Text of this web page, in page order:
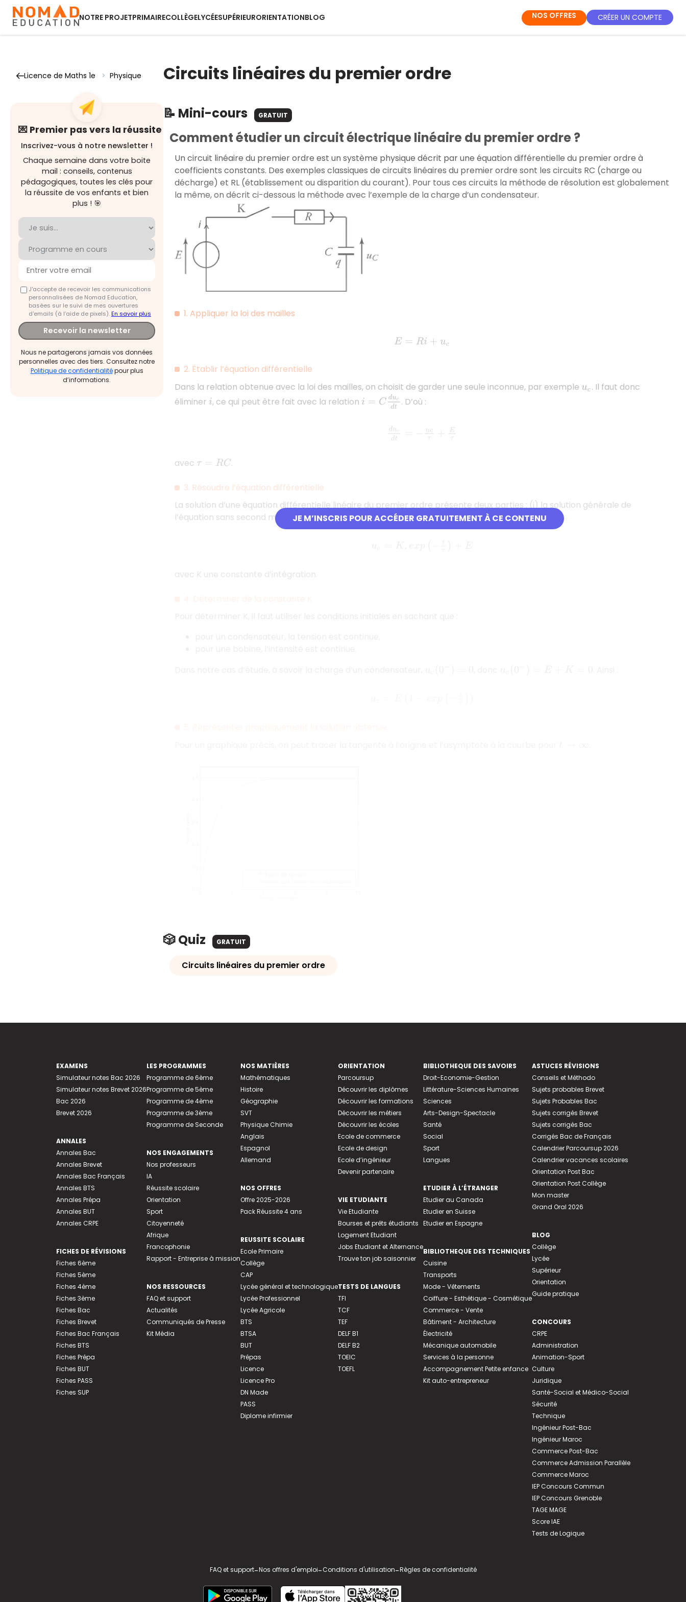
NOTRE PROJETPRIMAIRECOLLÈGELYCÉESUPÉRIEURORIENTATIONBLOG NOS OFFRES CRÉER UN COMPTE
Licence de Maths 1e > Physique
💌 Premier pas vers la réussite
Inscrivez-vous à notre newsletter !
Chaque semaine dans votre boite
mail : conseils, contenus
pédagogiques, toutes les clés pour
la réussite de vos enfants et bien
plus ! 🎯
J'accepte de recevoir les communications
personnalisées de Nomad Education,
basées sur le suivi de mes ouvertures
d'emails (à l’aide de pixels).En savoir plus
Recevoir la newsletter
Nous ne partagerons jamais vos données
personnelles avec des tiers. Consultez notre
Politique de confidentialitépour plus
d’informations.
Circuits linéaires du premier ordre
📝 Mini-cours GRATUIT
JE M’INSCRIS POUR ACCÉDER GRATUITEMENT À CE CONTENU
Comment étudier un circuit électrique linéaire du premier ordre ?
Un circuit linéaire du premier ordre est un système physique décrit par une équation différentielle du premier ordre à
coefficients constants. Des exemples classiques de circuits linéaires du premier ordre sont les circuits RC (charge ou
décharge) et RL (établissement ou disparition du courant). Pour tous ces circuits la méthode de résolution est globalement
la même, on décrit ci-dessous la méthode avec l’exemple de la charge d’un condensateur.
1. Appliquer la loi des mailles
E= Ri+uc
2. Établir l’équation différentielle
Dans la relation obtenue avec la loi des mailles, on choisit de garder une seule inconnue, par exemple uc. Il faut donc
éliminer i, ce qui peut être fait avec la relation i=Cducdt . D’où :
duc cτ
avec τ= C .
3. Résoudre l’équation différentielle
La solution d’une équation différentielle linéaire du premier ordre présente deux parties : (i) la solution générale de
l’équation sans second membre et (ii) une solution particulière de l'équation complète.
avec K une constante d’intégration.
🎲 Quiz GRATUIT
Circuits linéaires du premier ordre
EXAMENS
Simulateur notes Bac 2026
Simulateur notes Brevet 2026
Bac 2026
Brevet 2026
ANNALES
Annales Bac
Annales Brevet
Annales Bac Français
Annales BTS
Annales Prépa
Annales BUT
Annales CRPE
FICHES DE RÉVISIONS
Fiches 6ème
Fiches 5ème
Fiches 4ème
Fiches 3ème
Fiches Bac
Fiches Brevet
Fiches Bac Français
Fiches BTS
Fiches Prépa
Fiches BUT
Fiches PASS
Fiches SUP
LES PROGRAMMES
Programme de 6ème
Programme de 5ème
Programme de 4ème
Programme de 3ème
Programme de Seconde
NOS ENGAGEMENTS
Nos professeurs
IA
Réussite scolaire
Orientation
Sport
Citoyenneté
Afrique
Francophonie
Rapport - Entreprise à mission
NOS RESSOURCES
FAQ et support
Actualités
Communiqués de Presse
Kit Média
NOS MATIÈRES
Mathématiques
Histoire
Géographie
SVT
Physique Chimie
Anglais
Espagnol
Allemand
NOS OFFRES
Offre 2025-2026
Pack Réussite 4 ans
REUSSITE SCOLAIRE
Ecole Primaire
Collège
CAP
Lycée général et technologique
Lycée Professionnel
Lycée Agricole
BTS
BTSA
BUT
Prépas
Licence
Licence Pro
DN Made
PASS
Diplome infirmier
ORIENTATION
Parcoursup
Découvrir les diplômes
Découvrir les formations
Découvrir les métiers
Découvrir les écoles
Ecole de commerce
Ecole de design
Ecole d’ingénieur
Devenir partenaire
VIE ETUDIANTE
Vie Etudiante
Bourses et prêts étudiants
Logement Etudiant
Jobs Etudiant et Alternance
Trouve ton job saisonnier
TESTS DE LANGUES
TFI
TCF
TEF
DELF B1
DELF B2
TOEIC
TOEFL
BIBLIOTHEQUE DES SAVOIRS
Droit-Economie-Gestion
Littérature-Sciences Humaines
Sciences
Arts-Design-Spectacle
Santé
Social
Sport
Langues
ETUDIER À L’ÉTRANGER
Etudier au Canada
Etudier en Suisse
Etudier en Espagne
BIBLIOTHEQUE DES TECHNIQUES
Cuisine
Transports
Mode - Vêtements
Coiffure - Esthétique - Cosmétique
Commerce - Vente
Bâtiment - Architecture
Électricité
Mécanique automobile
Services à la personne
Accompagnement Petite enfance
Kit auto-entrepreneur
ASTUCES RÉVISIONS
Conseils et Méthodo
Sujets probables Brevet
Sujets Probables Bac
Sujets corrigés Brevet
Sujets corrigés Bac
Corrigés Bac de Français
Calendrier Parcoursup 2026
Calendrier vacances scolaires
Orientation Post Bac
Orientation Post Collège
Mon master
Grand Oral 2026
BLOG
Collège
Lycée
Supérieur
Orientation
Guide pratique
CONCOURS
CRPE
Administration
Animation-Sport
Culture
Juridique
Santé-Social et Médico-Social
Sécurité
Technique
Ingénieur Post-Bac
Ingénieur Maroc
Commerce Post-Bac
Commerce Admission Parallèle
Commerce Maroc
IEP Concours Commun
IEP Concours Grenoble
TAGE MAGE
Score IAE
Tests de Logique
FAQ et support-Nos offres d'emploi-Conditions d'utilisation-Règles de confidentialité